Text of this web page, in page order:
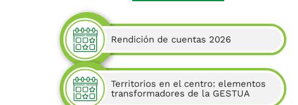
Rendición de cuentas 2026
Territorios en el centro: elementos
transformadores de la GESTUA